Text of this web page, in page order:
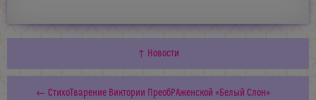
↑ Новости
← СтихоТварение Виктории ПреобРАженской «Белый Слон»